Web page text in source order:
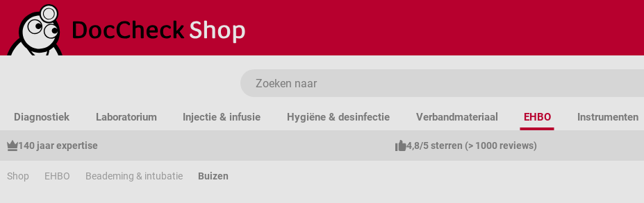
naar de hoofdinhoud
Ga naar de zoekopdracht
Ga naar de hoofdnavigatie
Diagnostiek Laboratorium Injectie & infusie Hygiëne & desinfectie Verbandmateriaal EHBO Instrumenten
140 jaar expertise 4,8/5 sterren (> 1000 reviews)
Shop EHBO Beademing & intubatie Buizen